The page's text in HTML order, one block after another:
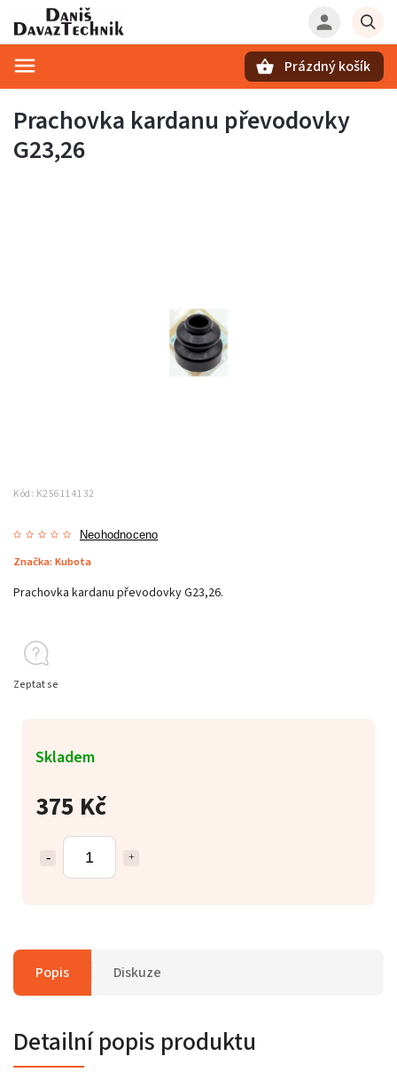
Prázdný košík
Prachovka kardanu převodovky
G23,26
Kód: K256114132
Neohodnoceno
Značka: Kubota
375 Kč
Skladem
Prachovka kardanu převodovky G23,26.
Zeptat se
Popis Diskuze
Detailní popis produktu